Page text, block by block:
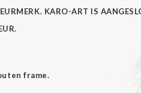
KARO-ART IS
frame.